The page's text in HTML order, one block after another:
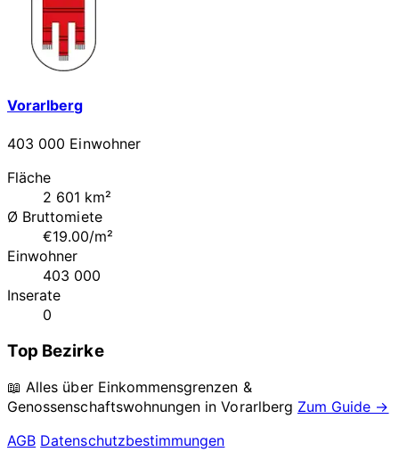
Vorarlberg
403 000 Einwohner
Fläche
2 601 km²
Ø Bruttomiete
€19.00/m²
Einwohner
403 000
Inserate
0
Top Bezirke
📖 Alles über Einkommensgrenzen &
Genossenschaftswohnungen inVorarlberg Zum Guide →
AGB Datenschutzbestimmungen